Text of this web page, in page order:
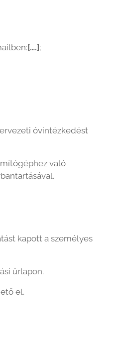
[….] ;
óvintézkedést
való
kapott a személyes
űrlapon.
el.